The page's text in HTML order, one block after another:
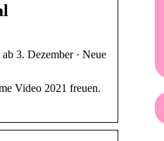
3. Dezember · Neue
Video 2021 freuen.